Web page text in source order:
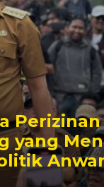
Perizinan
yang